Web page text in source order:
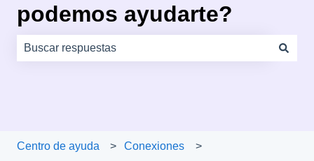
podemos ayudarte?
Centro de ayuda Conexiones